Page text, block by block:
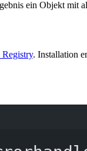
ein Objekt mit
Registry. Installation